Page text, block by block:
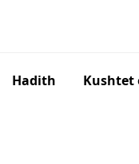
Hadith Kushtet